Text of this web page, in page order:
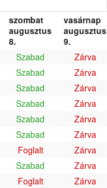
szombat
augusztus
8.
vasárnap
augusztus
9.
Szabad
Zárva
Szabad
Zárva
Szabad
Zárva
Szabad
Zárva
Szabad
Zárva
Szabad
Zárva
Foglalt
Zárva
Szabad
Zárva
Foglalt
Zárva